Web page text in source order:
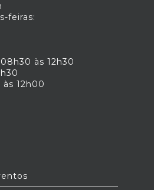
feiras:
às 12h30
12h00